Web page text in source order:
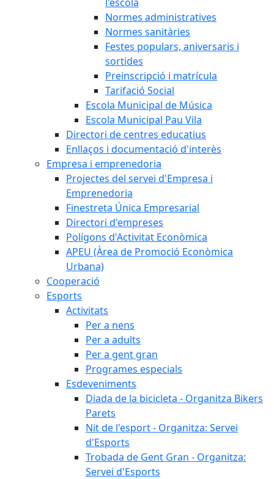
Normes administratives
Normes sanitàries
Festes populars, aniversaris i
sortides
Preinscripció i matrícula
Tarifació Social
Escola Municipal de Música
Escola Municipal Pau Vila
Directori de centres educatius
Enllaços i documentació d'interès
Empresa i emprenedoria
Projectes del servei d'Empresa i
Emprenedoria
Finestreta Única Empresarial
Directori d'empreses
Polígons d'Activitat Econòmica
APEU (Àrea de Promoció Econòmica
Urbana)
Cooperació
Esports
Activitats
Per a nens
Per a adults
Per a gent gran
Programes especials
Esdeveniments
Diada de la bicicleta - Organitza Bikers
Parets
Nit de l'esport - Organitza: Servei
d'Esports
Trobada de Gent Gran - Organitza:
Servei d'Esports